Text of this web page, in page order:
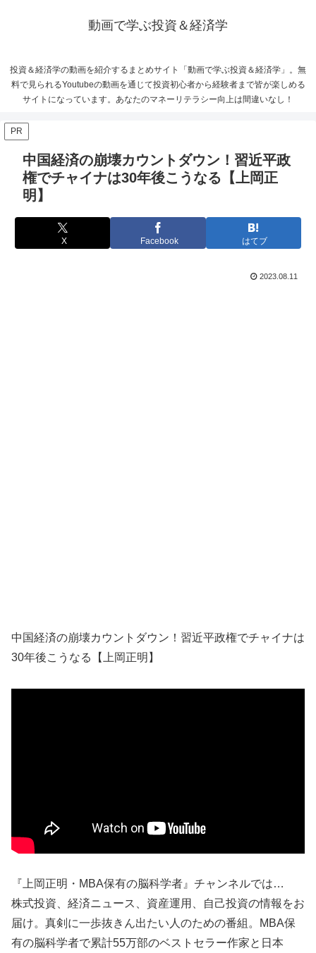
動画で学ぶ投資＆経済学
投資＆経済学の動画を紹介するまとめサイト「動画で学ぶ投資＆経済学」。無
料で見られるYoutubeの動画を通じて投資初心者から経験者まで皆が楽しめる
サイトになっています。あなたのマネーリテラシー向上は間違いなし！
PR
中国経済の崩壊カウントダウン！習近平政
権でチャイナは30年後こうなる【上岡正
明】
X Facebook はてブ
2023.08.11
中国経済の崩壊カウントダウン！習近平政権でチャイナは
30年後こうなる【上岡正明】
『上岡正明・MBA保有の脳科学者』チャンネルでは…
株式投資、経済ニュース、資産運用、自己投資の情報をお
届け。真剣に一歩抜きん出たい人のための番組。MBA保
有の脳科学者で累計55万部のベストセラー作家と日本